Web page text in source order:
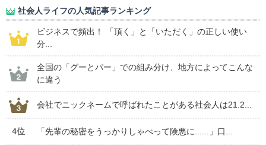
社会人ライフの人気記事ランキング
ビジネスで頻出！ 「頂く」と「いただく」の正しい使い
分...
全国の「グーとパー」での組み分け、地方によってこんな
に違う
会社でニックネームで呼ばれたことがある社会人は21.2...
4位 「先輩の秘密をうっかりしゃべって険悪に......」口...